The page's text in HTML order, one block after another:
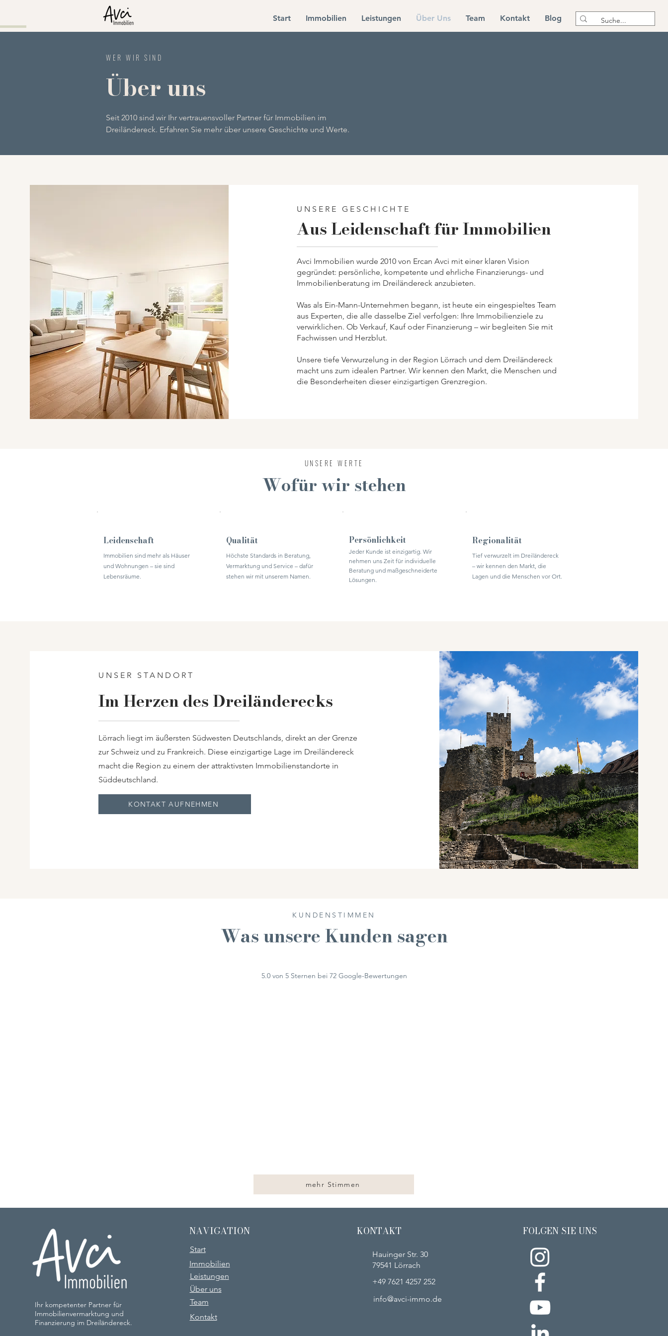
Start Immobilien Leistungen Über Uns Team Kontakt Blog
WER WIR SIND
Über uns
Seit 2010 sind wir Ihr vertrauensvoller Partner für Immobilien im
Dreiländereck. Erfahren Sie mehr über unsere Geschichte und Werte.
UNSERE GESCHICHTE
Aus Leidenschaft für Immobilien
Avci Immobilien wurde 2010 von Ercan Avci mit einer klaren Vision
gegründet: persönliche, kompetente und ehrliche Finanzierungs- und
Immobilienberatung im Dreiländereck anzubieten.
Was als Ein-Mann-Unternehmen begann, ist heute ein eingespieltes Team
aus Experten, die alle dasselbe Ziel verfolgen: Ihre Immobilienziele zu
verwirklichen. Ob Verkauf, Kauf oder Finanzierung – wir begleiten Sie mit
Fachwissen und Herzblut.
Unsere tiefe Verwurzelung in der Region Lörrach und dem Dreiländereck
macht uns zum idealen Partner. Wir kennen den Markt, die Menschen und
die Besonderheiten dieser einzigartigen Grenzregion.
UNSERE WERTE
Wofür wir stehen
Leidenschaft
Immobilien sind mehr als Häuser
und Wohnungen – sie sind
Lebensräume.
Qualität
Höchste Standards in Beratung,
Vermarktung und Service – dafür
stehen wir mit unserem Namen.
Persönlichkeit
Jeder Kunde ist einzigartig. Wir
nehmen uns Zeit für individuelle
Beratung und maßgeschneiderte
Lösungen.
Regionalität
Tief verwurzelt im Dreiländereck
– wir kennen den Markt, die
Lagen und die Menschen vor Ort.
UNSER STANDORT
Im Herzen des Dreiländerecks
Lörrach liegt im äußersten Südwesten Deutschlands, direkt an der Grenze
zur Schweiz und zu Frankreich. Diese einzigartige Lage im Dreiländereck
macht die Region zu einem der attraktivsten Immobilienstandorte in
Süddeutschland.
KONTAKT AUFNEHMEN
KUNDENSTIMMEN
Was unsere Kunden sagen
5.0 von 5 Sternen bei 72 Google-Bewertungen
mehr Stimmen
Ihr kompetenter Partner für
Immobilienvermarktung und
Finanzierung im Dreiländereck.
NAVIGATION
Start
Immobilien
Leistungen
Über uns
Team
Kontakt
KONTAKT
Hauinger Str. 30
79541 Lörrach
+49 7621 4257 252
info@avci-immo.de
FOLGEN SIE UNS